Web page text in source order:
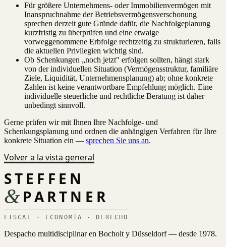
Für größere Unternehmens- oder Immobilienvermögen mit
Inanspruchnahme der Betriebsvermögensverschonung
sprechen derzeit gute Gründe dafür, die Nachfolgeplanung
kurzfristig zu überprüfen und eine etwaige
vorweggenommene Erbfolge rechtzeitig zu strukturieren, falls
die aktuellen Privilegien wichtig sind.
Ob Schenkungen „noch jetzt" erfolgen sollten, hängt stark
von der individuellen Situation (Vermögensstruktur, familiäre
Ziele, Liquidität, Unternehmensplanung) ab; ohne konkrete
Zahlen ist keine verantwortbare Empfehlung möglich. Eine
individuelle steuerliche und rechtliche Beratung ist daher
unbedingt sinnvoll.
Gerne prüfen wir mit Ihnen Ihre Nachfolge- und
Schenkungsplanung und ordnen die anhängigen Verfahren für Ihre
konkrete Situation ein — sprechen Sie uns an.
Volver a la vista general
STEFFEN
&PARTNER
FISCAL · ECONOMÍA · DERECHO
Despacho multidisciplinar en Bocholt y Düsseldorf — desde 1978.